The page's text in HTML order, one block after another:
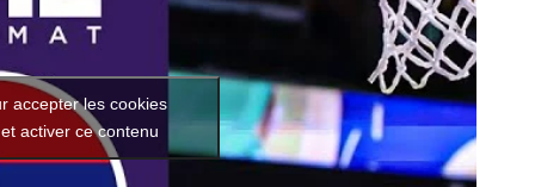
accepter les cookies
activer ce contenu